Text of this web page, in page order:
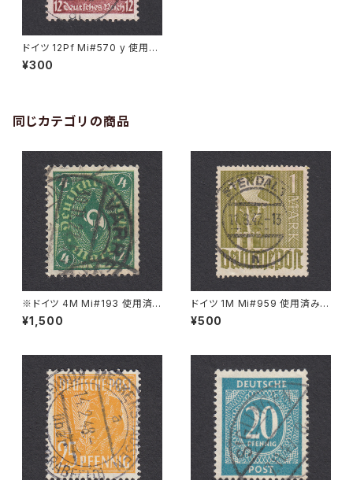
ドイツ 12Pf Mi#570 y 使用済
み切手｜BERLIN 22.4.1935
¥300
同じカテゴリの商品
※ドイツ 4M Mi#193 使用済
み切手｜VARREL 30.11.1922
¥1,500
ドイツ 1M Mi#959 使用済み切
手｜STENDAL 11.8.1947
¥500